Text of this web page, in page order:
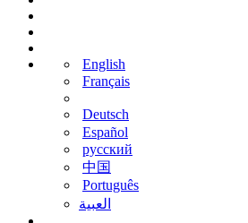
English
Français
Deutsch
Español
русский
中国
Português
‫العبية